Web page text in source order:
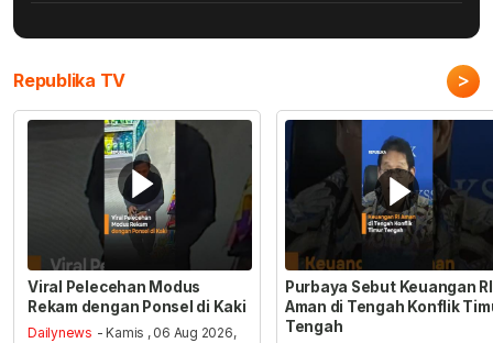
Republika TV >
Viral Pelecehan Modus
Rekam dengan Ponsel di Kaki
Dailynews - Kamis , 06 Aug 2026,
Purbaya Sebut Keuangan RI
Aman di Tengah Konflik
Tengah